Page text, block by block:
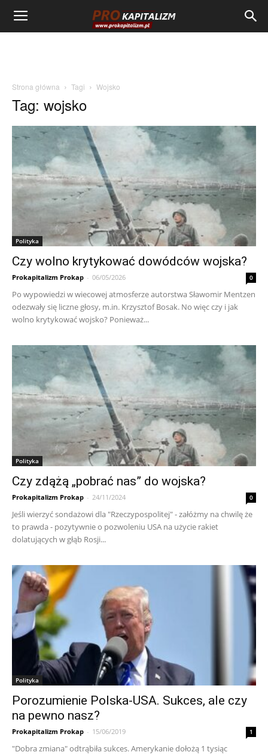
Strona główna Tagi Wojsko
Tag: wojsko
Polityka
Czy wolno krytykować dowódców wojska?
Prokapitalizm Prokap - 06/05/2026 0
Po wypowiedzi w wiecowej atmosferze autorstwa Sławomir Mentzen
odezwały się liczne głosy, m.in. Krzysztof Bosak. No więc czy i jak
wolno krytykować wojsko? Ponieważ...
Polityka
Czy zdążą „pobrać nas” do wojska?
Prokapitalizm Prokap - 24/11/2024 0
Jeśli wierzyć sondażowi dla "Rzeczypospolitej" - załóżmy na chwilę że
to prawda - pozytywnie o pozwoleniu USA na użycie rakiet
dolatujących w głąb Rosji...
Polityka
Porozumienie Polska-USA. Sukces, ale czy
na pewno nasz?
Prokapitalizm Prokap - 15/06/2019 1
"Dobra zmiana" odtrąbiła sukces. Amerykanie dołożą 1 tysiąc